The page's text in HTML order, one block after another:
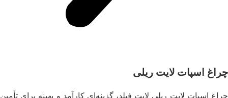
چراغ اسپات لایت ریلی
چراغ اسپات لایت ریلی لایت فیلد، گزینه‌ای کارآمد و بهینه برای تأمین